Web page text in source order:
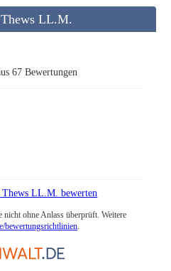
LL.M.
67 Bewertungen
Thews LL.M. bewerten
ohne Anlass überprüft. Weitere
bewertungsrichtlinien